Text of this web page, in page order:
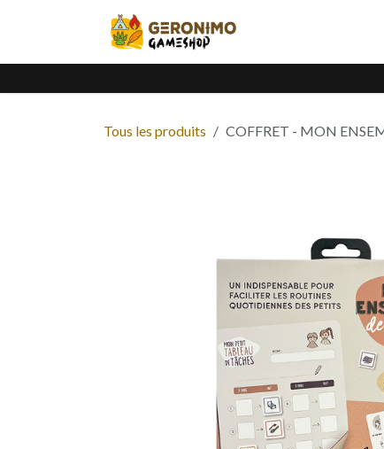
Tous les produits COFFRET - MON